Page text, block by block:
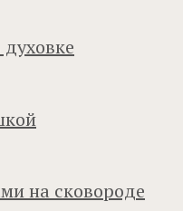
на сковороде